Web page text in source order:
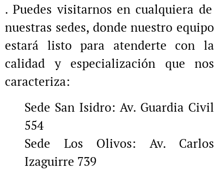
. Puedes visitarnos en cualquiera de
nuestras sedes, donde nuestro equipo
estará listo para atenderte con la
calidad y especialización que nos
caracteriza:
Sede San Isidro: Av. Guardia Civil
554
Sede Los Olivos: Av. Carlos
Izaguirre 739